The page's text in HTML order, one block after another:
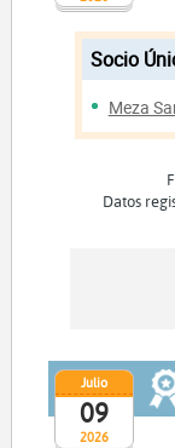
Socio
Meza
Datos
2026
Julio
09